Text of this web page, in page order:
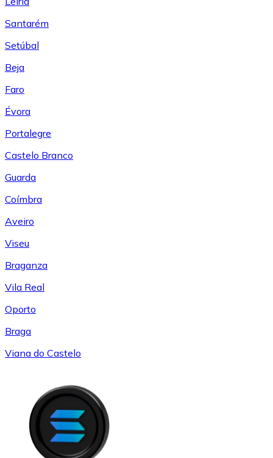
Santarém
Setúbal
Beja
Faro
Évora
Portalegre
Castelo Branco
Guarda
Coímbra
Aveiro
Viseu
Braganza
Vila Real
Oporto
Braga
Viana do Castelo